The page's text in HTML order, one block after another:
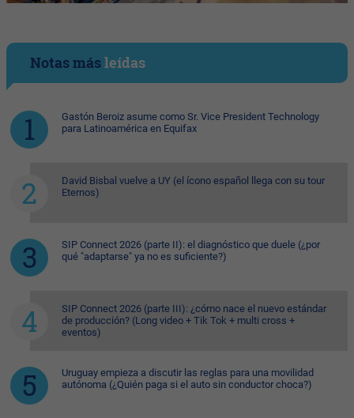
Notas másleídas
Gastón Beroiz asume como Sr. Vice President Technology
para Latinoamérica en Equifax
David Bisbal vuelve a UY (el ícono español llega con su tour
Eternos)
SIP Connect 2026 (parte II): el diagnóstico que duele (¿por
qué "adaptarse" ya no es suficiente?)
SIP Connect 2026 (parte III): ¿cómo nace el nuevo estándar
de producción? (Long video + Tik Tok + multi cross +
eventos)
Uruguay empieza a discutir las reglas para una movilidad
autónoma (¿Quién paga si el auto sin conductor choca?)